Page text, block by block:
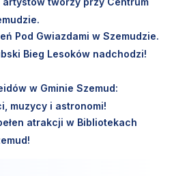
Pod Gwiazdami w Szemudzie.
Bieg Lesoków nadchodzi!
w Gminie Szemud:
muzycy i astronomi!
atrakcji w Bibliotekach